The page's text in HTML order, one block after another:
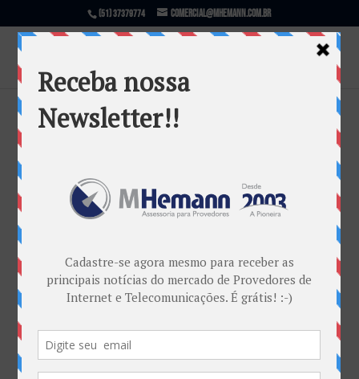
(51) 37379774 comercial@mhemann.com.br
Cabo Submarino Seabras-1 que liga
lançado em Setembro
Marketing MHemann|jul 27, 2017